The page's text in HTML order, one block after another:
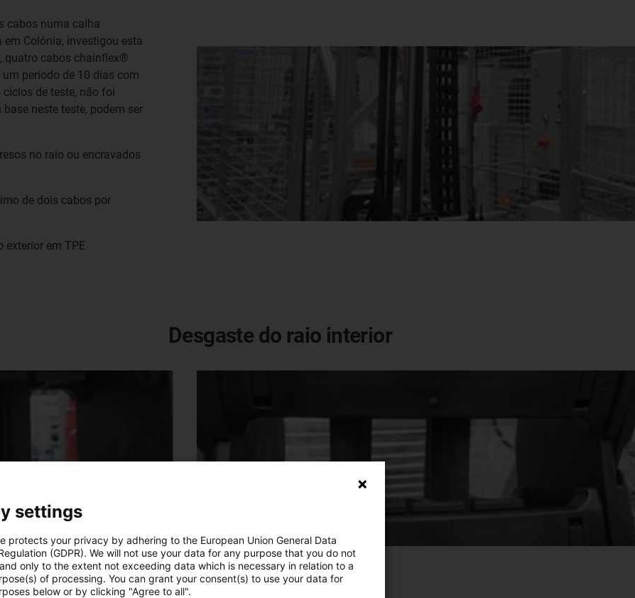
cabos numa calha
Colónia, investigou esta
quatro cabos chainflex®
período de 10 dias com
de teste, não foi
neste teste, podem ser
no raio ou encravados
de dois cabos por
exterior em TPE
Desgaste do raio interior
settings
protects your privacy by adhering to the European Union General Data
(GDPR). We will not use your data for any purpose that you do not
only to the extent not exceeding data which is necessary in relation to a
of processing. You can grant your consent(s) to use your data for
below or by clicking "Agree to all".